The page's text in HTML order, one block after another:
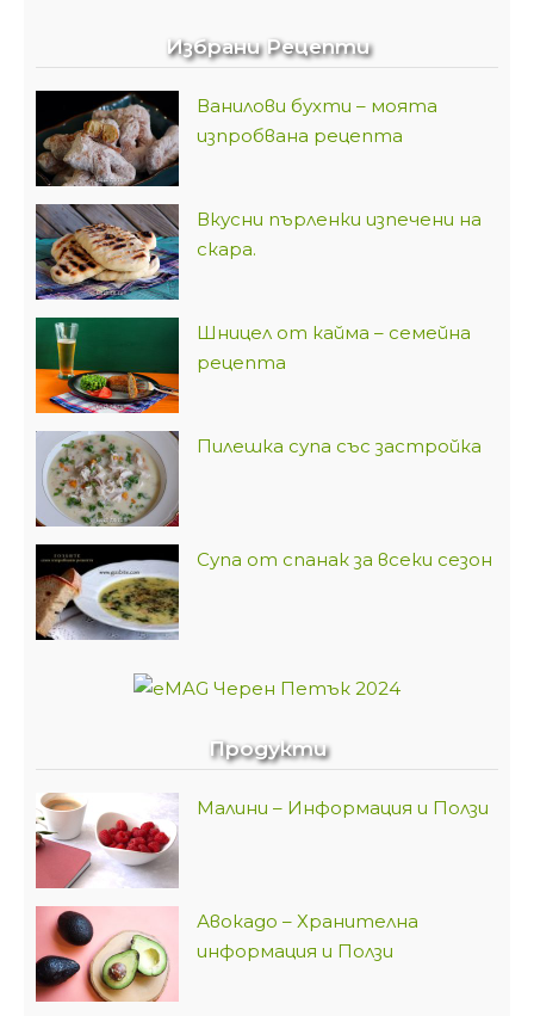
Избрани Рецепти
Ванилови бухти – моята
изпробвана рецепта
Вкусни пърленки изпечени на
скара.
Шницел от кайма – семейна
рецепта
Пилешка супа със застройка
Супа от спанак за всеки сезон
Продукти
Малини – Информация и Ползи
Авокадо – Хранителна
информация и Ползи